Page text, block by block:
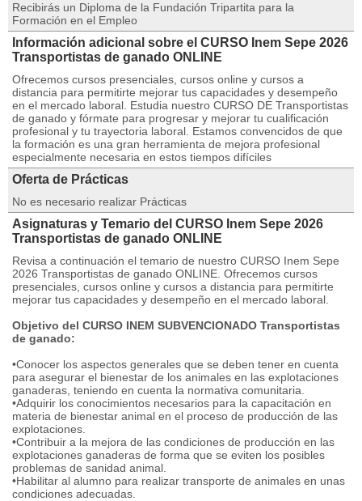
Recibirás un Diploma de la Fundación Tripartita para la
Formación en el Empleo
Información adicional sobre el CURSO Inem Sepe 2026
Transportistas de ganado ONLINE
Ofrecemos cursos presenciales, cursos online y cursos a
distancia para permitirte mejorar tus capacidades y desempeño
en el mercado laboral. Estudia nuestro CURSO DE Transportistas
de ganado y fórmate para progresar y mejorar tu cualificación
profesional y tu trayectoria laboral. Estamos convencidos de que
la formación es una gran herramienta de mejora profesional
especialmente necesaria en estos tiempos difíciles
Oferta de Prácticas
No es necesario realizar Prácticas
Asignaturas y Temario del CURSO Inem Sepe 2026
Transportistas de ganado ONLINE
Revisa a continuación el temario de nuestro CURSO Inem Sepe
2026 Transportistas de ganado ONLINE. Ofrecemos cursos
presenciales, cursos online y cursos a distancia para permitirte
mejorar tus capacidades y desempeño en el mercado laboral.
Objetivo del CURSO INEM SUBVENCIONADO Transportistas
de ganado:
•Conocer los aspectos generales que se deben tener en cuenta
para asegurar el bienestar de los animales en las explotaciones
ganaderas, teniendo en cuenta la normativa comunitaria.
•Adquirir los conocimientos necesarios para la capacitación en
materia de bienestar animal en el proceso de producción de las
explotaciones.
•Contribuir a la mejora de las condiciones de producción en las
explotaciones ganaderas de forma que se eviten los posibles
problemas de sanidad animal.
•Habilitar al alumno para realizar transporte de animales en unas
condiciones adecuadas.